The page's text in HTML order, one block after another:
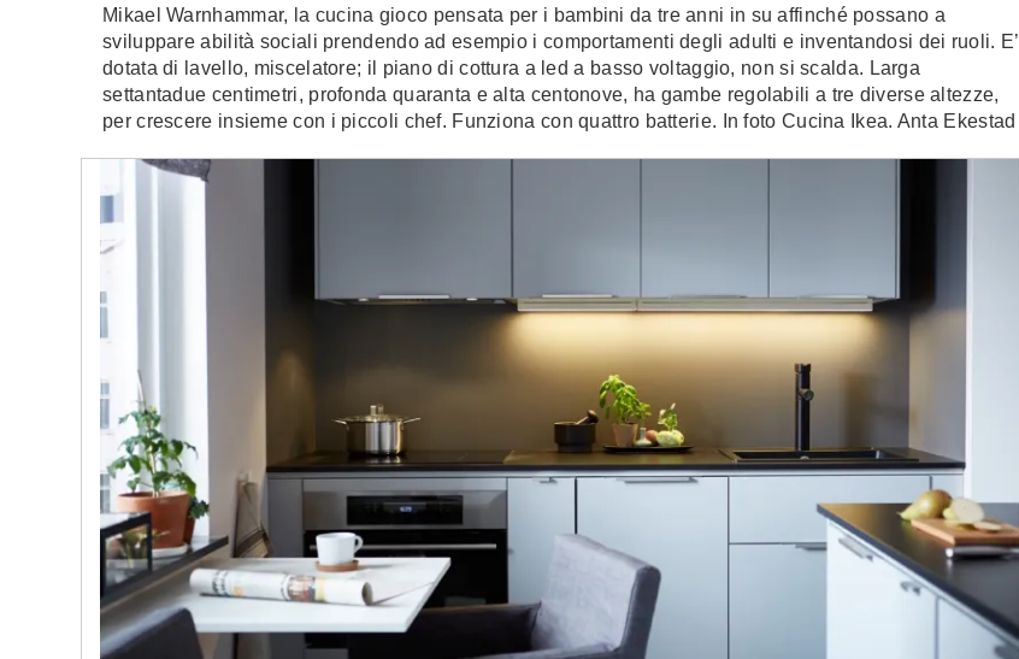
Mikael Warnhammar, la cucina gioco pensata per i bambini da tre anni in su affinché possano a
sviluppare abilità sociali prendendo ad esempio i comportamenti degli adulti e inventandosi dei ruoli. E’
dotata di lavello, miscelatore; il piano di cottura a led a basso voltaggio, non si scalda. Larga
settantadue centimetri, profonda quaranta e alta centonove, ha gambe regolabili a tre diverse altezze,
per crescere insieme con i piccoli chef. Funziona con quattro batterie. In foto Cucina Ikea. Anta Ekestad